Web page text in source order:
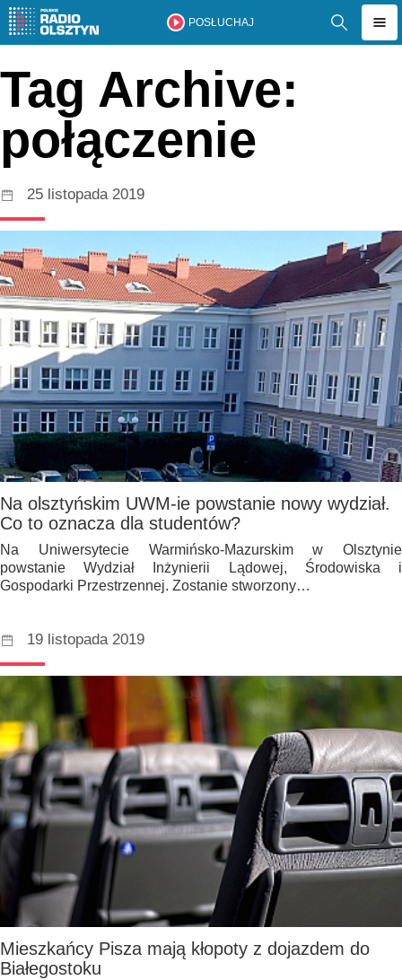
POSŁUCHAJ
Tag Archive:
połączenie
25 listopada 2019
Na olsztyńskim UWM-ie powstanie nowy wydział.
Co to oznacza dla studentów?
Na Uniwersytecie Warmińsko-Mazurskim w Olsztynie
powstanie Wydział Inżynierii Lądowej, Środowiska i
Gospodarki Przestrzennej. Zostanie stworzony…
19 listopada 2019
Mieszkańcy Pisza mają kłopoty z dojazdem do
Białegostoku